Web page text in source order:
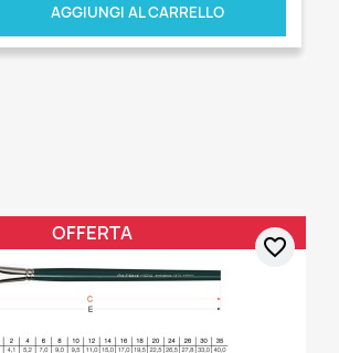
AGGIUNGI AL CARRELLO
OFFERTA
favorite_border